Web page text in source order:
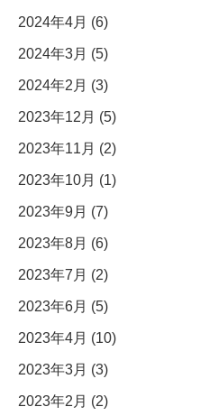
2024年4月 (6)
2024年3月 (5)
2024年2月 (3)
2023年12月 (5)
2023年11月 (2)
2023年10月 (1)
2023年9月 (7)
2023年8月 (6)
2023年7月 (2)
2023年6月 (5)
2023年4月 (10)
2023年3月 (3)
2023年2月 (2)